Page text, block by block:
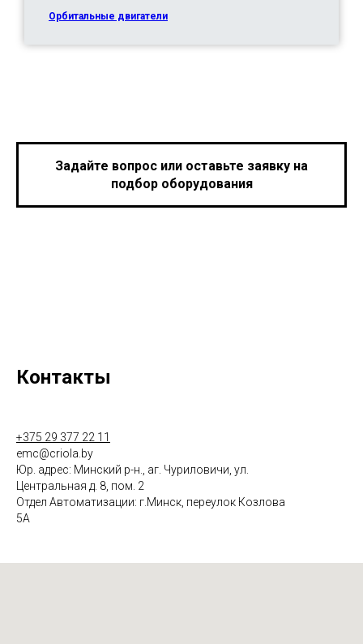
Орбитальные двигатели
Задайте вопрос или оставьте заявку на
подбор оборудования
Контакты
+375 29 377 22 11
emc@criola.by
Юр. адрес: Минский р-н., аг. Чуриловичи, ул.
Центральная д. 8, пом. 2
Отдел Автоматизации: г.Минск, переулок Козлова
5А